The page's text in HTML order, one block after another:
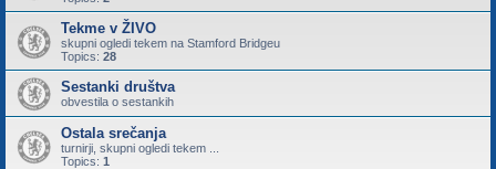
Tekme v ŽIVO
skupni ogledi tekem na Stamford Bridgeu
Topics: 28
Sestanki društva
obvestila o sestankih
Ostala srečanja
turnirji, skupni ogledi tekem ...
Topics: 1